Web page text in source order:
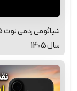
سال 1405